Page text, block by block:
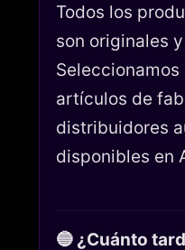
Todos los
son originales
artículos de
distribuidores
disponibles en
🔵 ¿Cuánto